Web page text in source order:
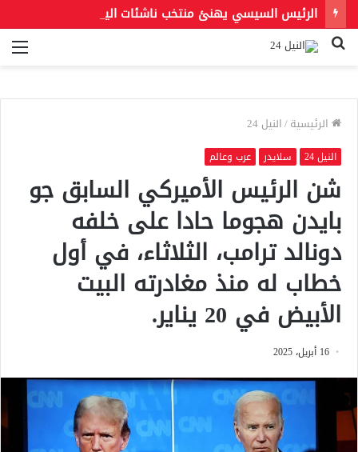
بحث
الرئيسية/النيل 24
النيل 24 سلايدر عرب وعالم
شن الرئيس الأميركي السابق جو
بايدن هجوما حادا على خلفه
دونالد ترامب، الثلاثاء، في أول
خطاب له منذ مغادرته البيت
الأبيض في 20 يناير.
16 أبريل، 2025